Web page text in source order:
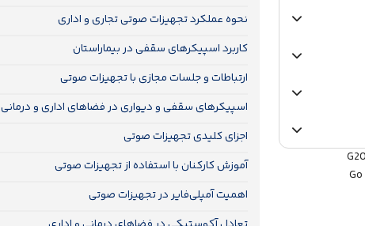
نحوه عملکرد تجهیزات صوتی تجاری و اداری
کاربرد اسپیکرهای سقفی در بیماراستان
ارتباطات و جلسات مجازی با تجهیزات صوتی
اسپیکرهای سقفی و دیواری در فضاهای اداری و درمانی
اجزای کلیدی تجهیزات صوتی
آموزش کارکنان با استفاده از تجهیزات صوتی
اهمیت آمپلی‌فایر در تجهیزات صوتی